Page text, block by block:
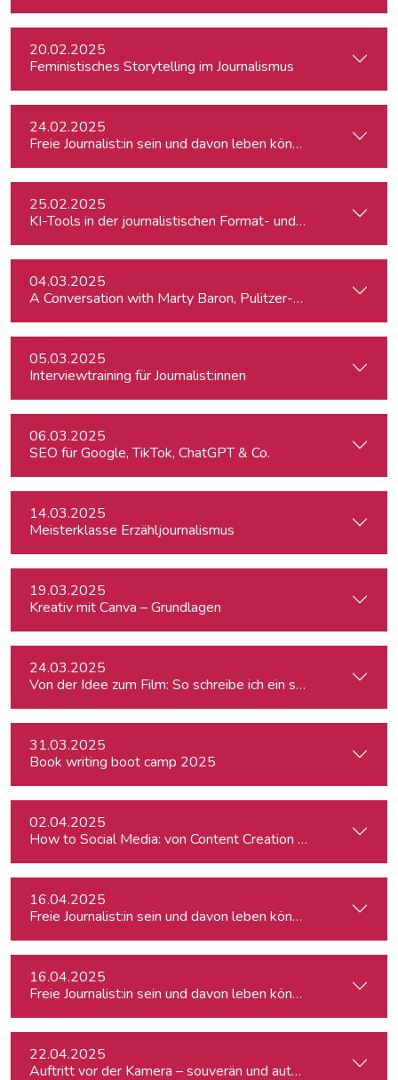
20.02.2025
Feministisches Storytelling im Journalismus
24.02.2025
Freie Journalist:in sein und davon leben können: So geht's
25.02.2025
KI-Tools in der journalistischen Format- und
04.03.2025
A Conversation with Marty Baron, Pulitzer-winning US
05.03.2025
Interviewtraining für Journalist:innen
06.03.2025
SEO für Google, TikTok, ChatGPT & Co.
14.03.2025
Meisterklasse Erzähljournalismus
19.03.2025
Kreativ mit Canva – Grundlagen
24.03.2025
Von der Idee zum Film: So schreibe ich ein schlüssiges
31.03.2025
Book writing boot camp 2025
02.04.2025
How to Social Media: von Content Creation bis zum
16.04.2025
Freie Journalist:in sein und davon leben können: So geht's
16.04.2025
Freie Journalist:in sein und davon leben können: So geht's
22.04.2025
Auftritt vor der Kamera – souverän und authentisch